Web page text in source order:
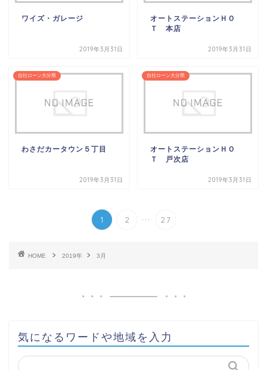
ワイズ・ガレージ
2019年3月31日
オートステーションＨＯ
Ｔ 本店
2019年3月31日
自社ローン大分県
わさだカータウン５丁目
2019年3月31日
自社ローン大分県
オートステーションＨＯ
Ｔ 戸次店
2019年3月31日
1 2 ... 27
HOME 2019年 3月
気になるワードや地域を入力